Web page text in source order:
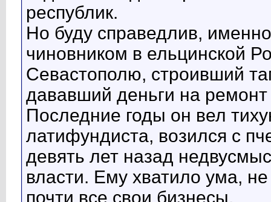
республик.
Но буду справедлив,
чиновником в ельцинской
Севастополю, строивший
дававший деньги на
Последние годы он вел
латифундиста, возился с
девять лет назад
власти. Ему хватило ума,
почти все свои бизнесы.